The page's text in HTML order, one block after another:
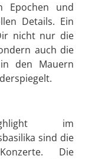
Epochen und
Details. Ein
nicht nur die
auch die
den Mauern
im
sind die
Die